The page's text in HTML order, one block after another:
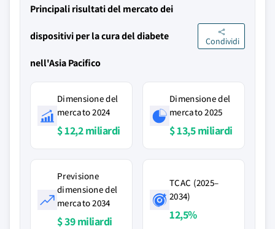
Principali risultati del mercato dei
dispositivi per la cura del diabete
nell'Asia Pacifico
Condividi
Dimensione del
mercato 2024
$ 12,2 miliardi
Dimensione del
mercato 2025
$ 13,5 miliardi
Previsione
dimensione del
mercato 2034
$ 39 miliardi
TCAC (2025–
2034)
12,5%